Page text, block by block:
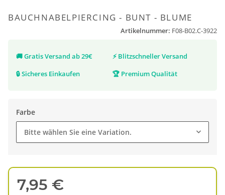
BAUCHNABELPIERCING - BUNT - BLUME
Artikelnummer: F08-B02.C-3922
🚚Gratis Versand ab 29€ ⚡ Blitzschneller Versand
🔒Sicheres Einkaufen 🏆 Premium Qualität
Farbe
Bitte wählen Sie eine Variation.
7,95 €